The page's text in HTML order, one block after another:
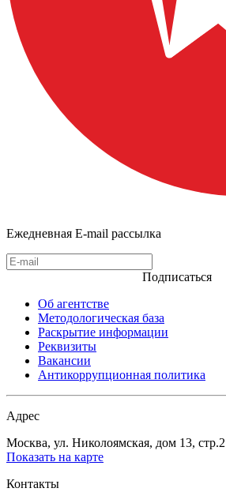
Ежедневная E-mail рассылка
Подписаться
Об агентстве
Методологическая база
Раскрытие информации
Реквизиты
Вакансии
Антикоррупционная политика
Адрес
Москва, ул. Николоямская, дом 13, стр.2
Показать на карте
Контакты